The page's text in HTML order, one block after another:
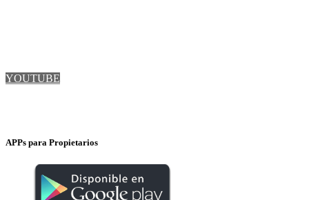
YOUTUBE
APPs para Propietarios